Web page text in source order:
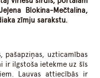
Blokina-Mečtalina,
zīmju sarakstu.
pašapziņas, uzticamības
ir ilgstoša ietekme uz šīs
Lauvas attiecībās ir